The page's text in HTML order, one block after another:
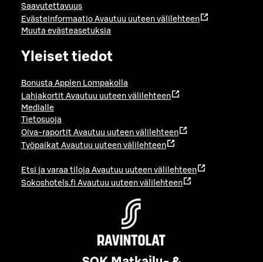
Saavutettavuus
Evästeinformaatio Avautuu uuteen välilehteen
Muuta evästeasetuksia
Yleiset tiedot
Bonusta Applen Lompakolla
Lahjakortit Avautuu uuteen välilehteen
Medialle
Tietosuoja
Oiva-raportit Avautuu uuteen välilehteen
Työpaikat Avautuu uuteen välilehteen
Etsi ja varaa tiloja Avautuu uuteen välilehteen
Sokoshotels.fi Avautuu uuteen välilehteen